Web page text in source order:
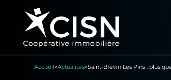
Accueil>Actualités>Saint-Brévin Les Pins : plus